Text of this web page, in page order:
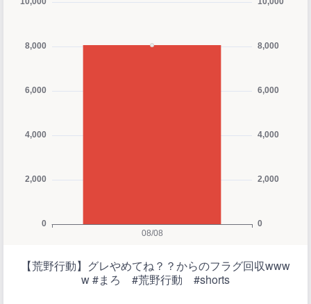
【荒野行動】グレやめてね？？からのフラグ回収www
w #まろ #荒野行動 #shorts